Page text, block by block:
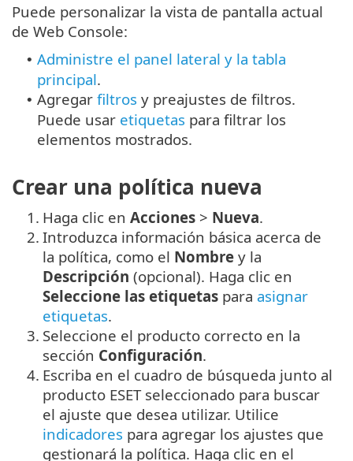
Puede personalizar la vista de pantalla actual
de Web Console:
• Administre el panel lateral y la tabla
principal.
• Agregar filtros y preajustes de filtros.
Puede usar etiquetas para filtrar los
elementos mostrados.
Crear una política nueva
1. Haga clic en Acciones > Nueva.
2. Introduzca información básica acerca de
la política, como el Nombre y la
Descripción (opcional). Haga clic en
Seleccione las etiquetas para asignar
etiquetas.
3. Seleccione el producto correcto en la
sección Configuración.
4. Escriba en el cuadro de búsqueda junto al
producto ESET seleccionado para buscar
el ajuste que desea utilizar. Utilice
indicadores para agregar los ajustes que
gestionará la política. Haga clic en el